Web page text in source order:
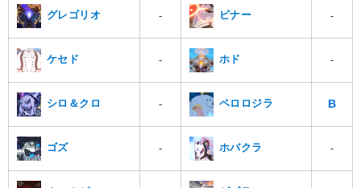
グレゴリオ - ビナー -
ケセド - ホド -
シロ＆クロ - ペロロジラ B
ゴズ - ホバクラ -